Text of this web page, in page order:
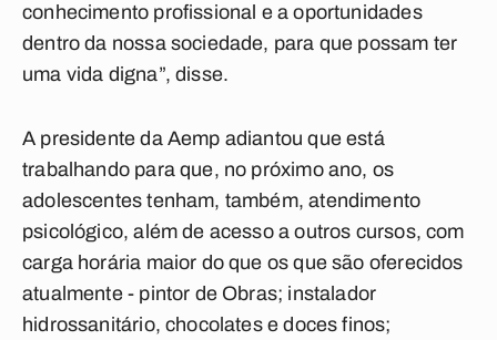
conhecimento profissional e a oportunidades
dentro da nossa sociedade, para que possam ter
uma vida digna”, disse.
A presidente da Aemp adiantou que está
trabalhando para que, no próximo ano, os
adolescentes tenham, também, atendimento
psicológico, além de acesso a outros cursos, com
carga horária maior do que os que são oferecidos
atualmente - pintor de Obras; instalador
hidrossanitário, chocolates e doces finos;